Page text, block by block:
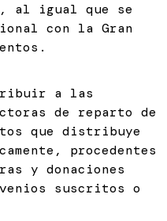
al igual que se
con la Gran
a las
de reparto de
que distribuye
procedentes
y donaciones
suscritos o